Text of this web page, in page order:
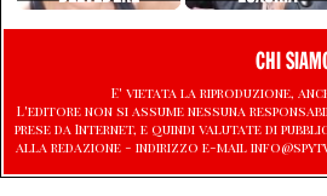
CHI
E' vietata la riproduzione,
L'editore non si assume nessuna
prese da Internet, e quindi valutate di
alla redazione - indirizzo e-mail